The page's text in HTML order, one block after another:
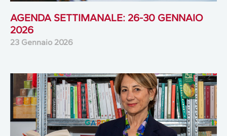
AGENDA SETTIMANALE: 26-30 GENNAIO
2026
23 Gennaio 2026